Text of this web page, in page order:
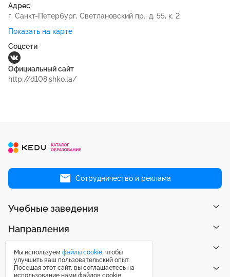
Адрес
г. Санкт-Петербург, Светлановский пр., д. 55, к. 2
Показать на карте
Соцсети
Официальный сайт
http://d108.shko.la/
Сотрудничество и реклама
Учебные заведения
Направления
Рейтинги
Публикации
Мы используем файлы cookie, чтобы
улучшить ваш пользовательский опыт.
Посещая этот сайт, вы соглашаетесь на
использование нами файлов cookie